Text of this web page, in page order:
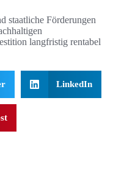
staatliche Förderungen
langfristig rentabel
LinkedIn